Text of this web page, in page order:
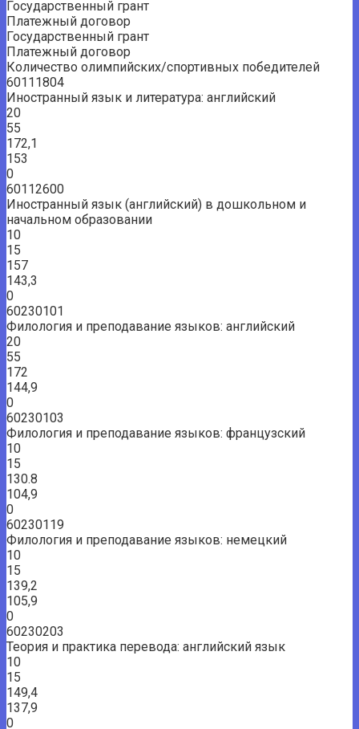
Государственный грант
Платежный договор
Государственный грант
Платежный договор
Количество олимпийских/спортивных победителей
60111804
Иностранный язык и литература: английский
20
55
172,1
153
0
60112600
Иностранный язык (английский) в дошкольном и
начальном образовании
10
15
157
143,3
0
60230101
Филология и преподавание языков: английский
20
55
172
144,9
0
60230103
Филология и преподавание языков: французский
10
15
130.8
104,9
0
60230119
Филология и преподавание языков: немецкий
10
15
139,2
105,9
0
60230203
Теория и практика перевода: английский язык
10
15
149,4
137,9
0